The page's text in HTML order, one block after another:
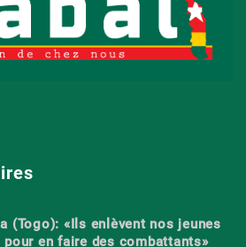
(Togo): «Ils enlèvent nos jeunes
pour en faire des combattants»